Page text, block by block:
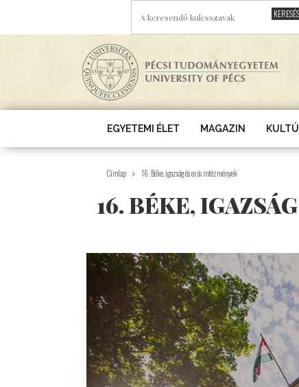
EGYETEMI ÉLET MAGAZIN
Címlap 16. Béke, igazság és erős intézmények
16. BÉKE,